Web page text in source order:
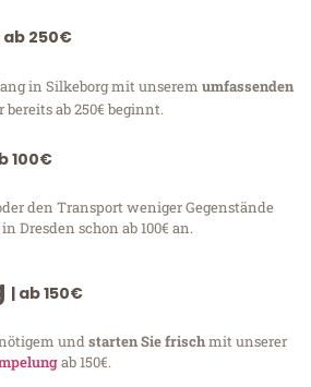
ab 250€
in Silkeborg mit unserem umfassenden
bereits ab 250€ beginnt.
100€
den Transport weniger Gegenstände
in Dresden schon ab 100€ an.
| ab 150€
undstarten Sie frischmit unserer
ab 150€.